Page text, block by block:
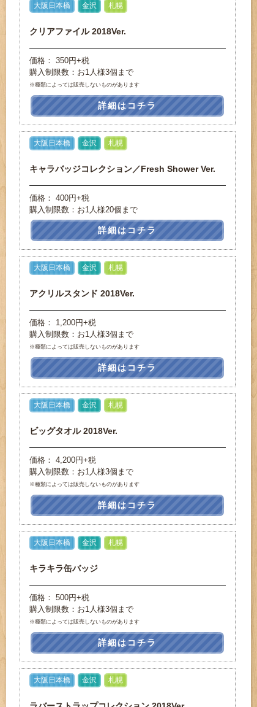
大阪日本橋 金沢 札幌
クリアファイル 2018Ver.
価格： 350円+税
購入制限数：お1人様3個まで
※種類によっては販売しないものがあります
詳細はコチラ
大阪日本橋 金沢 札幌
キャラバッジコレクション／Fresh Shower Ver.
価格： 400円+税
購入制限数：お1人様20個まで
詳細はコチラ
大阪日本橋 金沢 札幌
アクリルスタンド 2018Ver.
価格： 1,200円+税
購入制限数：お1人様3個まで
※種類によっては販売しないものがあります
詳細はコチラ
大阪日本橋 金沢 札幌
ビッグタオル 2018Ver.
価格： 4,200円+税
購入制限数：お1人様3個まで
※種類によっては販売しないものがあります
詳細はコチラ
大阪日本橋 金沢 札幌
キラキラ缶バッジ
価格： 500円+税
購入制限数：お1人様3個まで
※種類によっては販売しないものがあります
詳細はコチラ
大阪日本橋 金沢 札幌